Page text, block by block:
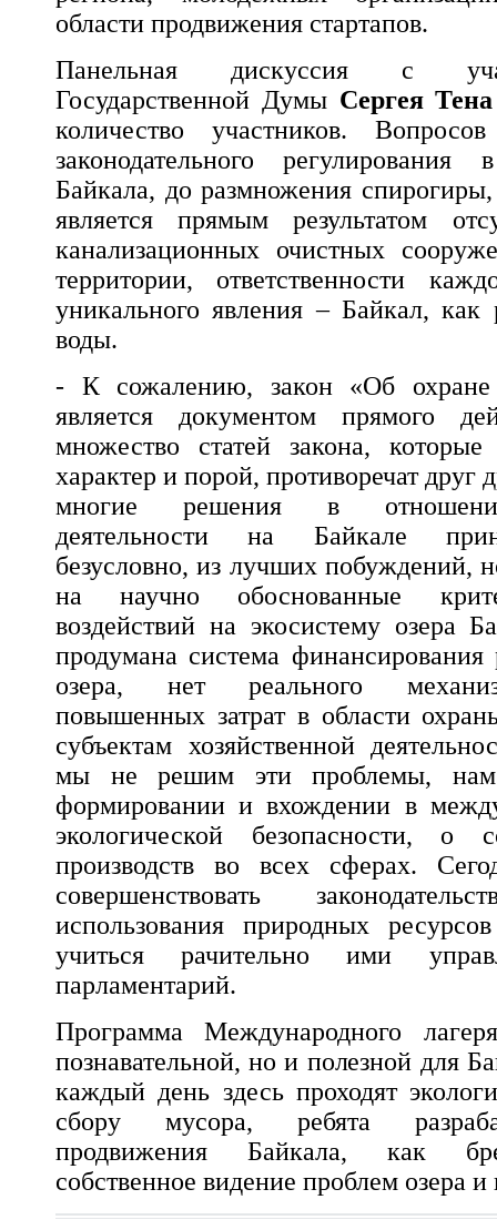
области продвижения стартапов.
Панельная дискуссия с
Государственной Думы Сергея Тена
количество участников.
законодательного
Байкала, до размножения спирогиры,
является прямым результатом
канализационных очистных
территории, ответственности
уникального явления – Байкал, как
воды.
- К сожалению, закон «Об охране
является документом прямого
множество статей закона,
характер и порой, противоречат друг
многие решения в
деятельности на Байкале
безусловно, из лучших побуждений,
на научно обоснованные
воздействий на экосистему озера
продумана система финансирования
озера, нет реального
повышенных затрат в области
субъектам хозяйственной
мы не решим эти проблемы, нам
формировании и вхождении в
экологической безопасности, о
производств во всех сферах.
совершенствовать
использования природных
учиться рачительно ими
парламентарий.
Программа Международного
познавательной, но и полезной для
каждый день здесь проходят
сбору мусора, ребята
продвижения Байкала, как
собственное видение проблем озера